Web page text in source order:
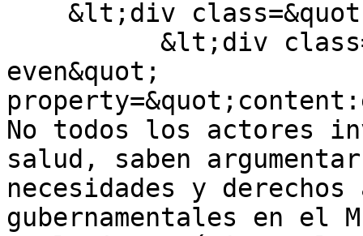
even&quot;
No todos los actores
salud, saben
necesidades y
gubernamentales en el